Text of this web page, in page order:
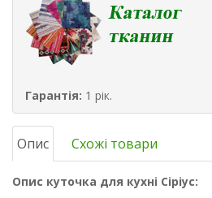
Гарантія: 1 рік.
Опис Схожі товари
Опис куточка для кухні Сіріус: